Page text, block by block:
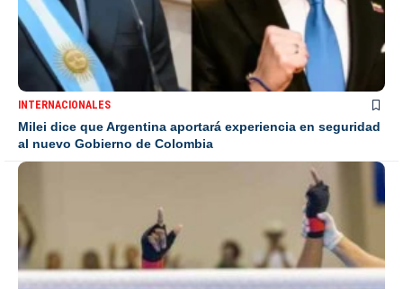
INTERNACIONALES
Milei dice que Argentina aportará experiencia en seguridad
al nuevo Gobierno de Colombia